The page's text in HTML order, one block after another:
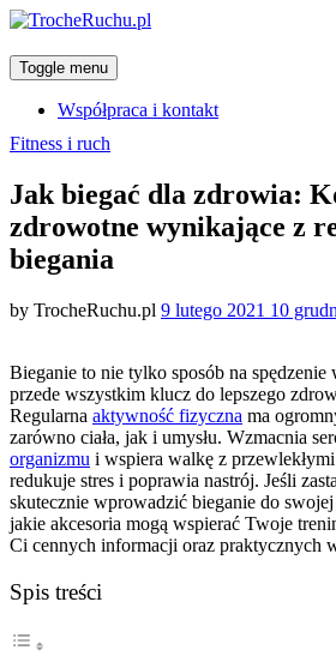
Toggle menu
Współpraca i kontakt
Categories
Fitness i ruch
Jak biegać dla zdrowia:
zdrowotne wynikające z
biegania
by TrocheRuchu.pl Posted
9 lutego 2021 10
Bieganie to nie tylko sposób na spędzenie
przede wszystkim klucz do lepszego
Regularna aktywność fizyczna ma
zarówno ciała, jak i umysłu. Wzmacnia
organizmu i wspiera walkę z
redukuje stres i poprawia nastrój. Jeśli
skutecznie wprowadzić bieganie do
jakie akcesoria mogą wspierać Twoje
Ci cennych informacji oraz praktycznych
Spis treści